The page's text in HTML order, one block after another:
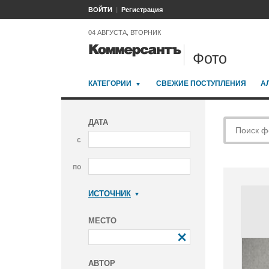
ВОЙТИ Регистрация
04 АВГУСТА, ВТОРНИК
Фото
КАТЕГОРИИ СВЕЖИЕ ПОСТУПЛЕНИЯ
ДАТА
с
по
ИСТОЧНИК
МЕСТО
АВТОР